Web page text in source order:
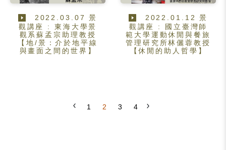
2022.03.07 景
觀講座 : 東海大學景
觀系蘇孟宗助理教授
【地/景：介於地平線
與畫面之間的世界】
2022.01.12 景
觀講座 : 國立臺灣師
範大學運動休閒與餐旅
管理研究所林儷蓉教授
【休閒的助人哲學】
1 2 3 4